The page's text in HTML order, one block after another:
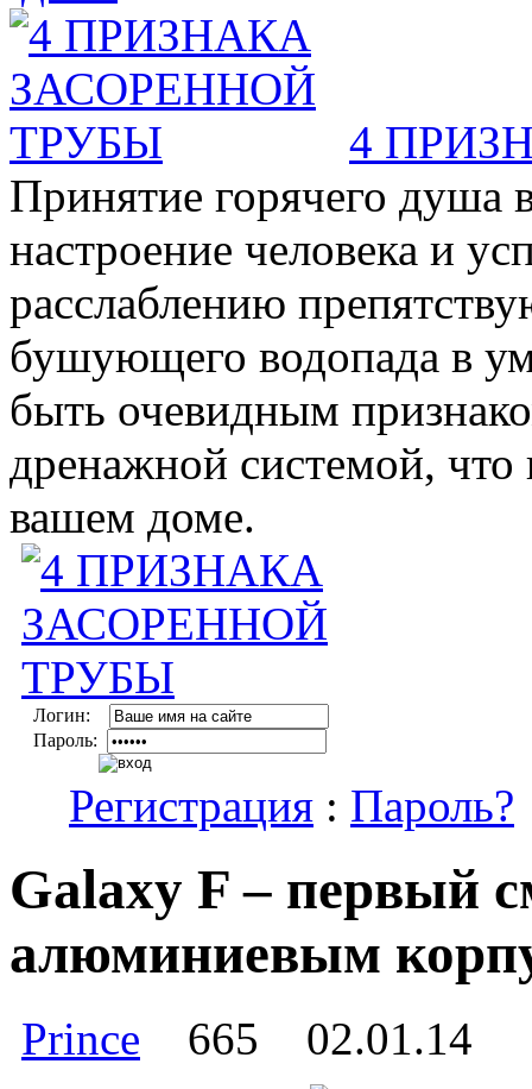
4
Принятие горячего душа
настроение человека и
расслаблению
бушующего водопада в
быть очевидным
дренажной системой, что
вашем доме.
Логин:
Пароль:
Регистрация : Пароль?
Galaxy F – первый
алюминиевым
Prince 665 02.01.14